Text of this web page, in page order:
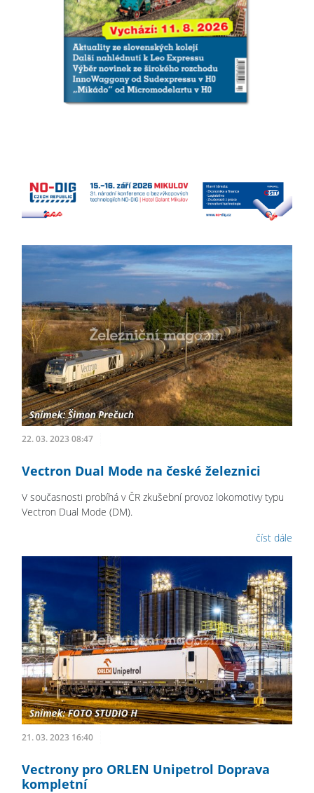
22. 03. 2023 08:47
Vectron Dual Mode na české železnici
V současnosti probíhá v ČR zkušební provoz lokomotivy typu
Vectron Dual Mode (DM).
číst dále
21. 03. 2023 16:40
Vectrony pro ORLEN Unipetrol Doprava
kompletní